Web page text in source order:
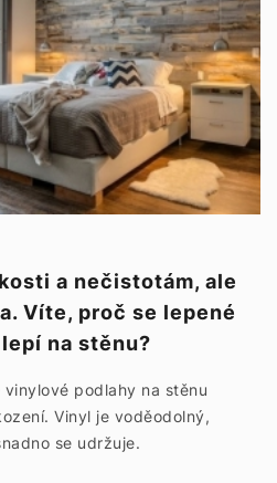
a nečistotám, ale
Víte, proč se lepené
na stěnu?
podlahy na stěnu
Vinyl je voděodolný,
se udržuje.